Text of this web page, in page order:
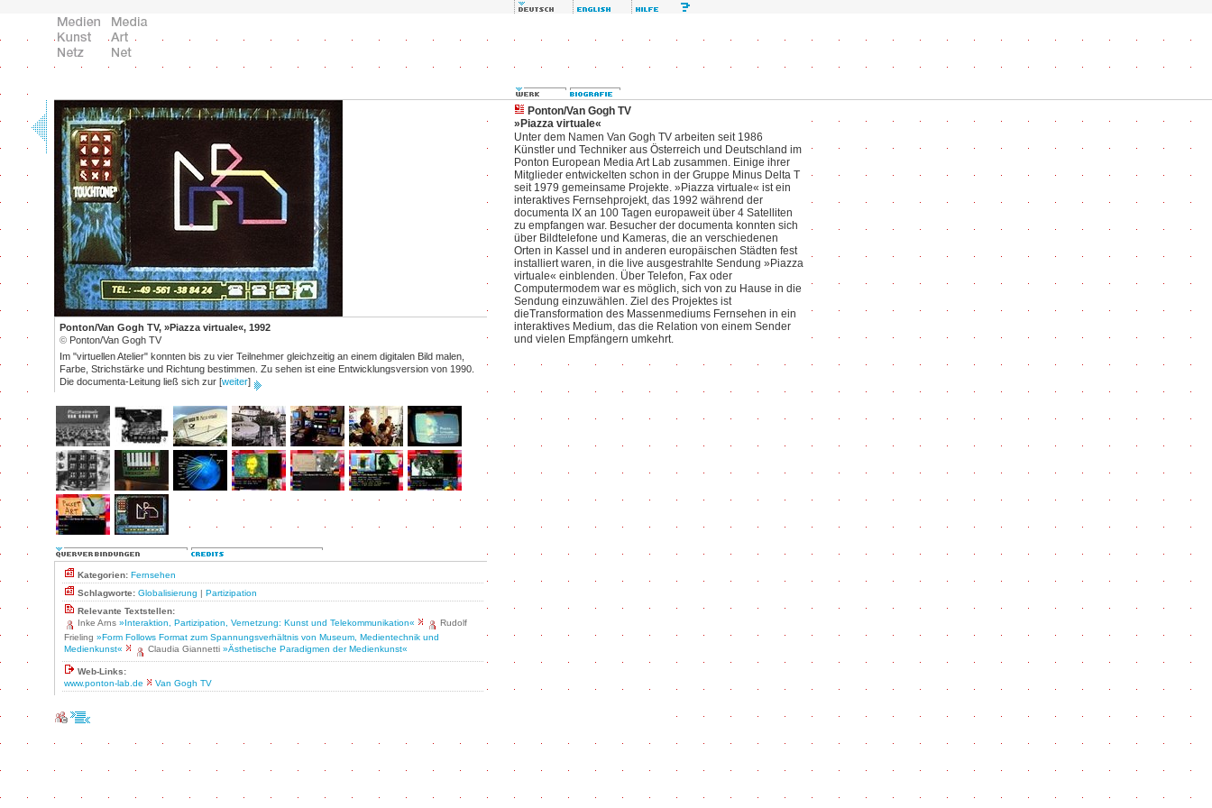
Ponton/Van Gogh TV, »Piazza virtuale«, 1992
© Ponton/Van Gogh TV
Im "virtuellen Atelier" konnten bis zu vier Teilnehmer gleichzeitig an einem digitalen Bild malen,
Farbe, Strichstärke und Richtung bestimmen. Zu sehen ist eine Entwicklungsversion von 1990.
Die documenta-Leitung ließ sich zur [weiter]
Kategorien: Fernsehen
Schlagworte: Globalisierung | Partizipation
Relevante Textstellen:
Inke Arns »Interaktion, Partizipation, Vernetzung: Kunst und Telekommunikation«
Rudolf
Frieling »Form Follows Format zum Spannungsverhältnis von Museum, Medientechnik und
Medienkunst«
Claudia Giannetti »Ästhetische Paradigmen der Medienkunst«
Web-Links:
www.ponton-lab.de
Van Gogh TV
Ponton/Van Gogh TV
»Piazza virtuale«
Unter dem Namen Van Gogh TV arbeiten seit 1986
Künstler und Techniker aus Österreich und Deutschland im
Ponton European Media Art Lab zusammen. Einige ihrer
Mitglieder entwickelten schon in der Gruppe Minus Delta T
seit 1979 gemeinsame Projekte. »Piazza virtuale« ist ein
interaktives Fernsehprojekt, das 1992 während der
documenta IX an 100 Tagen europaweit über 4 Satelliten
zu empfangen war. Besucher der documenta konnten sich
über Bildtelefone und Kameras, die an verschiedenen
Orten in Kassel und in anderen europäischen Städten fest
installiert waren, in die live ausgestrahlte Sendung »Piazza
virtuale« einblenden. Über Telefon, Fax oder
Computermodem war es möglich, sich von zu Hause in die
Sendung einzuwählen. Ziel des Projektes ist
dieTransformation des Massenmediums Fernsehen in ein
interaktives Medium, das die Relation von einem Sender
und vielen Empfängern umkehrt.